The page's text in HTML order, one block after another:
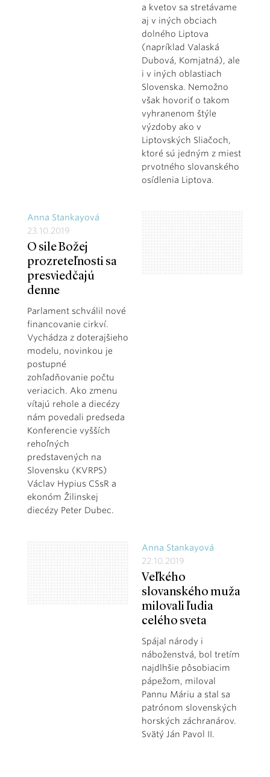
a kvetov sa stretávame
aj v iných obciach
dolného Liptova
(napríklad Valaská
Dubová, Komjatná), ale
i v iných oblastiach
Slovenska. Nemožno
však hovoriť o takom
vyhranenom štýle
výzdoby ako v
Liptovských Sliačoch,
ktoré sú jedným z miest
prvotného slovanského
osídlenia Liptova.
Anna Stankayová
23.10.2019
O sile Božej
prozreteľnosti sa
presviedčajú
denne
Parlament schválil nové
financovanie cirkví.
Vychádza z doterajšieho
modelu, novinkou je
postupné
zohľadňovanie počtu
veriacich. Ako zmenu
vítajú rehole a diecézy
nám povedali predseda
Konferencie vyšších
rehoľných
predstavených na
Slovensku (KVRPS)
Václav Hypius CSsR a
ekonóm Žilinskej
diecézy Peter Dubec.
Anna Stankayová
22.10.2019
Veľkého
slovanského muža
milovali ľudia
celého sveta
Spájal národy i
náboženstvá, bol tretím
najdlhšie pôsobiacim
pápežom, miloval
Pannu Máriu a stal sa
patrónom slovenských
horských záchranárov.
Svätý Ján Pavol II.